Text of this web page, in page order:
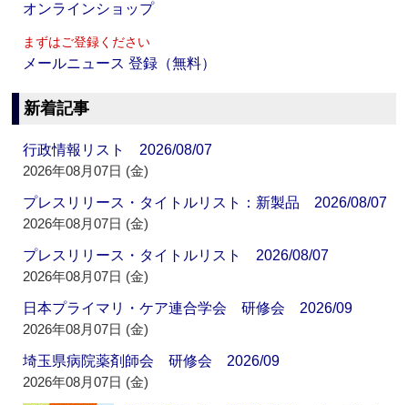
オンラインショップ
まずはご登録ください
メールニュース 登録（無料）
新着記事
行政情報リスト 2026/08/07
2026年08月07日 (金)
プレスリリース・タイトルリスト：新製品 2026/08/07
2026年08月07日 (金)
プレスリリース・タイトルリスト 2026/08/07
2026年08月07日 (金)
日本プライマリ・ケア連合学会 研修会 2026/09
2026年08月07日 (金)
埼玉県病院薬剤師会 研修会 2026/09
2026年08月07日 (金)